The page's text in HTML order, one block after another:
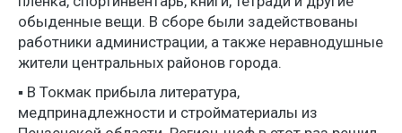
обыденные вещи. В сборе были задействованы
работники администрации, а также неравнодушные
жители центральных районов города.
▪️ В Токмак прибыла литература,
медпринадлежности и стройматериалы из